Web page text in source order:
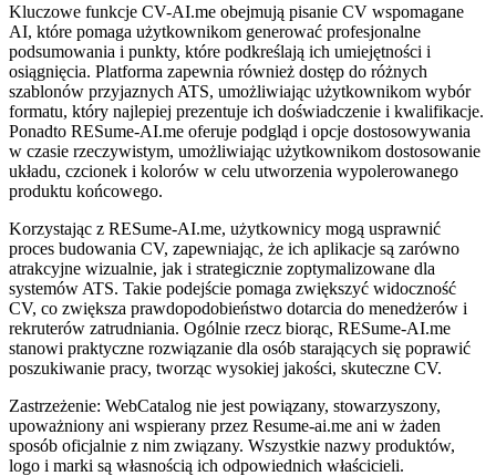
Kluczowe funkcje CV-AI.me obejmują pisanie CV wspomagane
AI, które pomaga użytkownikom generować profesjonalne
podsumowania i punkty, które podkreślają ich umiejętności i
osiągnięcia. Platforma zapewnia również dostęp do różnych
szablonów przyjaznych ATS, umożliwiając użytkownikom wybór
formatu, który najlepiej prezentuje ich doświadczenie i kwalifikacje.
Ponadto RESume-AI.me oferuje podgląd i opcje dostosowywania
w czasie rzeczywistym, umożliwiając użytkownikom dostosowanie
układu, czcionek i kolorów w celu utworzenia wypolerowanego
produktu końcowego.
Korzystając z RESume-AI.me, użytkownicy mogą usprawnić
proces budowania CV, zapewniając, że ich aplikacje są zarówno
atrakcyjne wizualnie, jak i strategicznie zoptymalizowane dla
systemów ATS. Takie podejście pomaga zwiększyć widoczność
CV, co zwiększa prawdopodobieństwo dotarcia do menedżerów i
rekruterów zatrudniania. Ogólnie rzecz biorąc, RESume-AI.me
stanowi praktyczne rozwiązanie dla osób starających się poprawić
poszukiwanie pracy, tworząc wysokiej jakości, skuteczne CV.
Zastrzeżenie: WebCatalog nie jest powiązany, stowarzyszony,
upoważniony ani wspierany przez Resume-ai.me ani w żaden
sposób oficjalnie z nim związany. Wszystkie nazwy produktów,
logo i marki są własnością ich odpowiednich właścicieli.